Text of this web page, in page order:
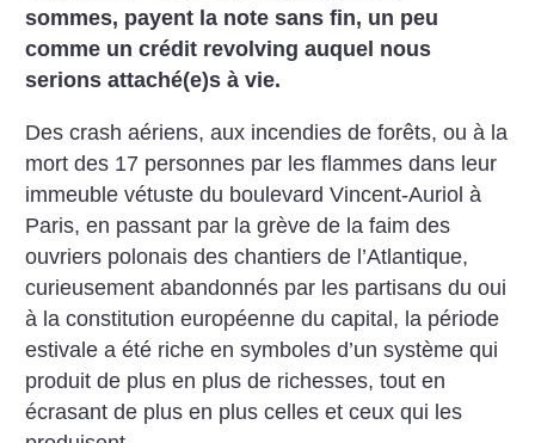
sommes, payent la note sans fin, un peu
comme un crédit revolving auquel nous
serions attaché(e)s à vie.
Des crash aériens, aux incendies de forêts, ou à la
mort des 17 personnes par les flammes dans leur
immeuble vétuste du boulevard Vincent-Auriol à
Paris, en passant par la grève de la faim des
ouvriers polonais des chantiers de l’Atlantique,
curieusement abandonnés par les partisans du oui
à la constitution européenne du capital, la période
estivale a été riche en symboles d’un système qui
produit de plus en plus de richesses, tout en
écrasant de plus en plus celles et ceux qui les